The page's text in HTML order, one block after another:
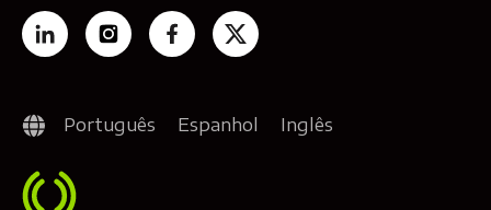
Português Espanhol Inglês